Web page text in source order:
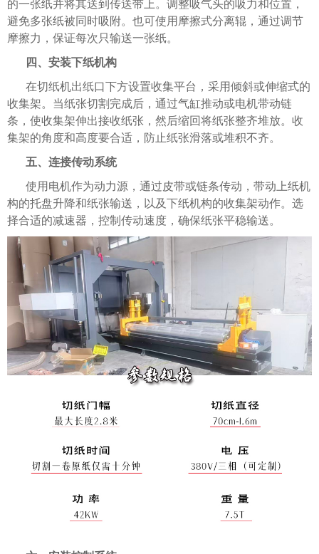
的一张纸并将其送到传送带上。调整吸气头的吸力和位置，
避免多张纸被同时吸附。也可使用摩擦式分离辊，通过调节
摩擦力，保证每次只输送一张纸。
四、安装下纸机构
在切纸机出纸口下方设置收集平台，采用倾斜或伸缩式的
收集架。当纸张切割完成后，通过气缸推动或电机带动链
条，使收集架伸出接收纸张，然后缩回将纸张整齐堆放。收
集架的角度和高度要合适，防止纸张滑落或堆积不齐。
五、连接传动系统
使用电机作为动力源，通过皮带或链条传动，带动上纸机
构的托盘升降和纸张输送，以及下纸机构的收集架动作。选
择合适的减速器，控制传动速度，确保纸张平稳输送。